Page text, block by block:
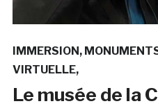
IMMERSION
VIRTUELLE
Le musée de la